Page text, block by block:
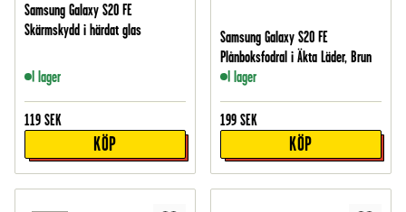
Samsung Galaxy S20 FE
Skärmskydd i härdat glas
I lager
119 SEK
KÖP
Samsung Galaxy S20 FE
Plånboksfodral i Äkta Läder, Brun
I lager
199 SEK
KÖP